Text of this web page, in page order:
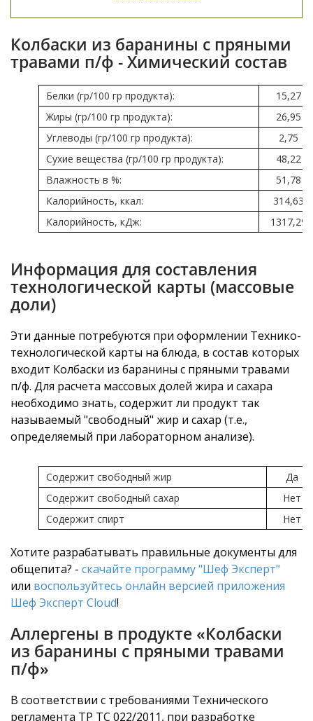
Колбаски из баранины с пряными
травами п/ф - Химический состав
Белки (гр/100 гр продукта):
15,27
Жиры (гр/100 гр продукта):
26,95
Углеводы (гр/100 гр продукта):
2,75
Сухие вещества (гр/100 гр продукта):
48,22
Влажность в %:
51,78
Калорийность, ккал:
314,63
Калорийность, кДж:
1317,29
Информация для составления
технологической карты (массовые
доли)
Эти данные потребуются при оформлении Технико-
технологической карты на блюда, в состав которых
входит Колбаски из баранины с пряными травами
п/ф. Для расчета массовых долей жира и сахара
необходимо знать, содержит ли продукт так
называемый "свободный" жир и сахар (т.е.,
определяемый при лабораторном анализе).
Содержит свободный жир
Да
Содержит свободный сахар
Нет
Содержит спирт
Нет
Хотите разрабатывать правильные документы для
общепита? - скачайте программу "Шеф Эксперт"
или воспользуйтесь онлайн версией приложения
Шеф Эксперт Cloud!
Аллергены в продукте «Колбаски
из баранины с пряными травами
п/ф»
В соответствии с требованиями Технического
регламента ТР ТС 022/2011, при разработке